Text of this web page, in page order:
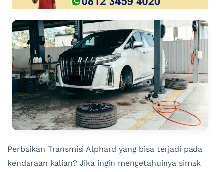
Perbaikan Transmisi Alphard yang bisa terjadi pada
kendaraan kalian? Jika ingin mengetahuinya simak